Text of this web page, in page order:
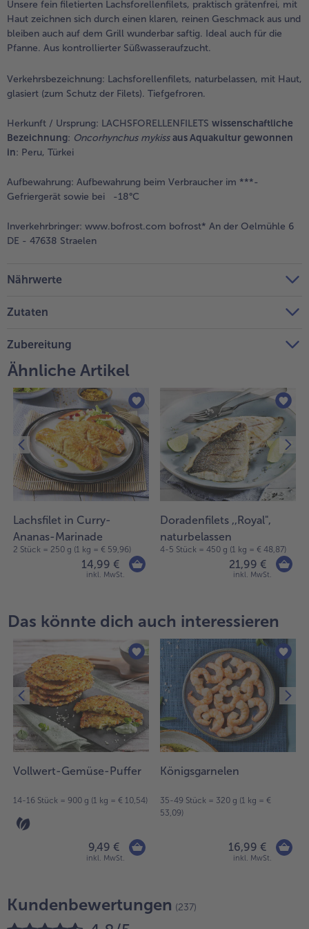
Weiterempfehlen &
Unsere fein filetierten Lachsforellenfilets, praktisch grätenfrei, mit
Haut zeichnen sich durch einen klaren, reinen Geschmack aus und
bleiben auch auf dem Grill wunderbar saftig. Ideal auch für die
Pfanne. Aus kontrollierter Süßwasseraufzucht.
Verkehrsbezeichnung: Lachsforellenfilets, naturbelassen, mit Haut,
glasiert (zum Schutz der Filets). Tiefgefroren.
Herkunft / Ursprung: LACHSFORELLENFILETS wissenschaftliche
Bezeichnung: Oncorhynchus mykiss aus Aquakultur gewonnen
in: Peru, Türkei
Aufbewahrung: Aufbewahrung beim Verbraucher im ***-
Gefriergerät sowie bei -18°C
Inverkehrbringer: www.bofrost.com bofrost* An der Oelmühle 6
DE - 47638 Straelen
Nährwerte
Zutaten
Zubereitung
Ähnliche Artikel
Lachsfilet in Curry-
Ananas-Marinade
2 Stück = 250 g (1 kg = € 59,96)
14,99 €
inkl. MwSt.
Doradenfilets ,,Royal",
naturbelassen
4-5 Stück = 450 g (1 kg = € 48,87)
21,99 €
inkl. MwSt.
Das könnte dich auch interessieren
Vollwert-Gemüse-Puffer
14-16 Stück = 900 g (1 kg = € 10,54)
9,49 €
inkl. MwSt.
Königsgarnelen
35-49 Stück = 320 g (1 kg = €
53,09)
16,99 €
inkl. MwSt.
Kundenbewertungen (237)